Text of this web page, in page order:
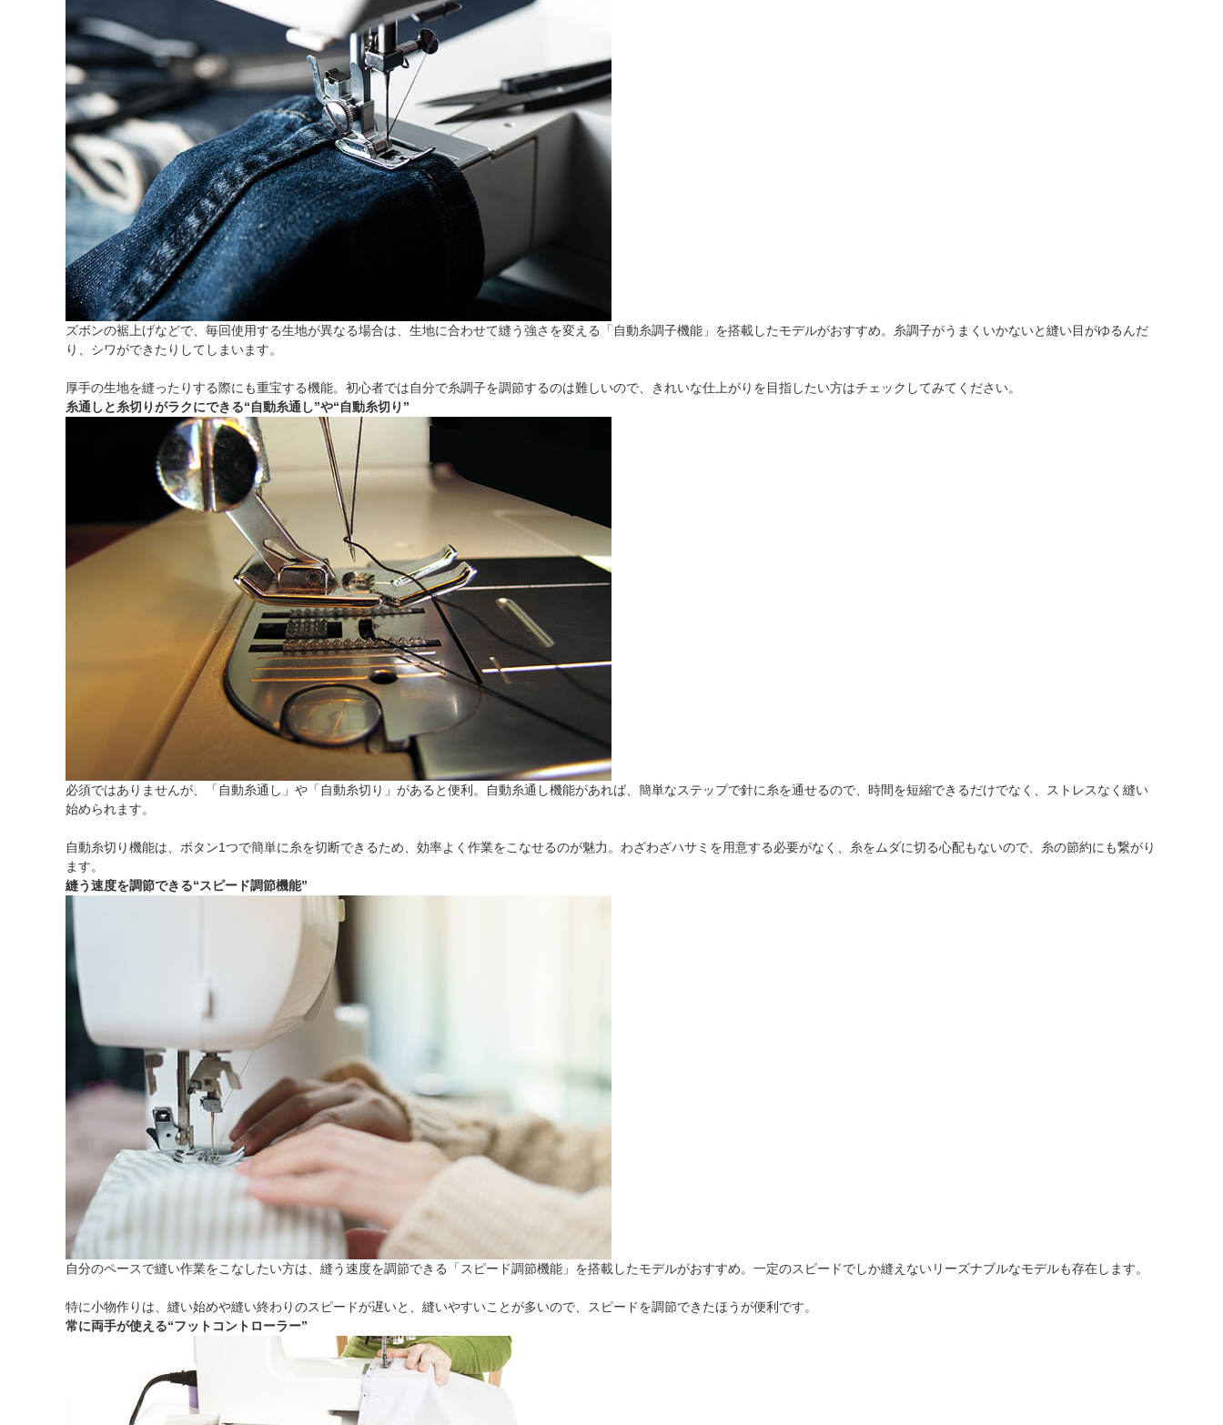
ズボンの裾上げなどで、毎回使用する生地が異なる場合は、生地に合わせて縫う強さを変える「自動糸調子機能」を搭載したモデルがおすすめ。糸調子がうまくいかないと縫い目がゆるんだ
り、シワができたりしてしまいます。
厚手の生地を縫ったりする際にも重宝する機能。初心者では自分で糸調子を調節するのは難しいので、きれいな仕上がりを目指したい方はチェックしてみてください。
糸通しと糸切りがラクにできる“自動糸通し”や“自動糸切り”
必須ではありませんが、「自動糸通し」や「自動糸切り」があると便利。自動糸通し機能があれば、簡単なステップで針に糸を通せるので、時間を短縮できるだけでなく、ストレスなく縫い
始められます。
自動糸切り機能は、ボタン1つで簡単に糸を切断できるため、効率よく作業をこなせるのが魅力。わざわざハサミを用意する必要がなく、糸をムダに切る心配もないので、糸の節約にも繋がり
ます。
縫う速度を調節できる“スピード調節機能”
自分のペースで縫い作業をこなしたい方は、縫う速度を調節できる「スピード調節機能」を搭載したモデルがおすすめ。一定のスピードでしか縫えないリーズナブルなモデルも存在します。
特に小物作りは、縫い始めや縫い終わりのスピードが遅いと、縫いやすいことが多いので、スピードを調節できたほうが便利です。
常に両手が使える“フットコントローラー”